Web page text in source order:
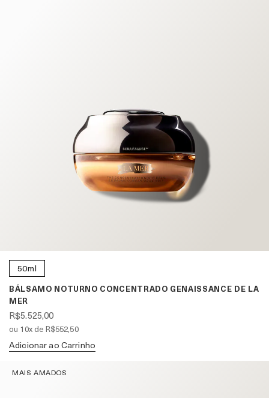
50ml
BÁLSAMO NOTURNO CONCENTRADO GENAISSANCE DE LA
MER
R$5.525,00
ou 10x de R$552,50
Adicionar ao Carrinho
MAIS AMADOS